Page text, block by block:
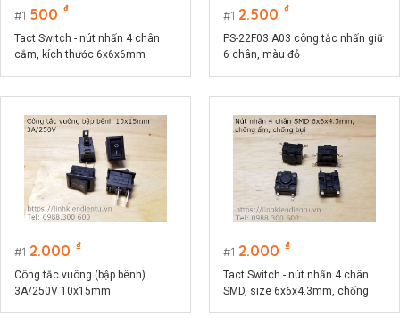
1 500 ₫
Tact Switch - nút nhấn 4 chân
cắm, kích thước 6x6x6mm
1 2.500 ₫
PS-22F03 A03 công tắc nhấn giữ
6 chân, màu đỏ
1 2.000 ₫
Công tắc vuông (bập bênh)
3A/250V 10x15mm
1 2.000 ₫
Tact Switch - nút nhấn 4 chân
SMD, size 6x6x4.3mm, chống